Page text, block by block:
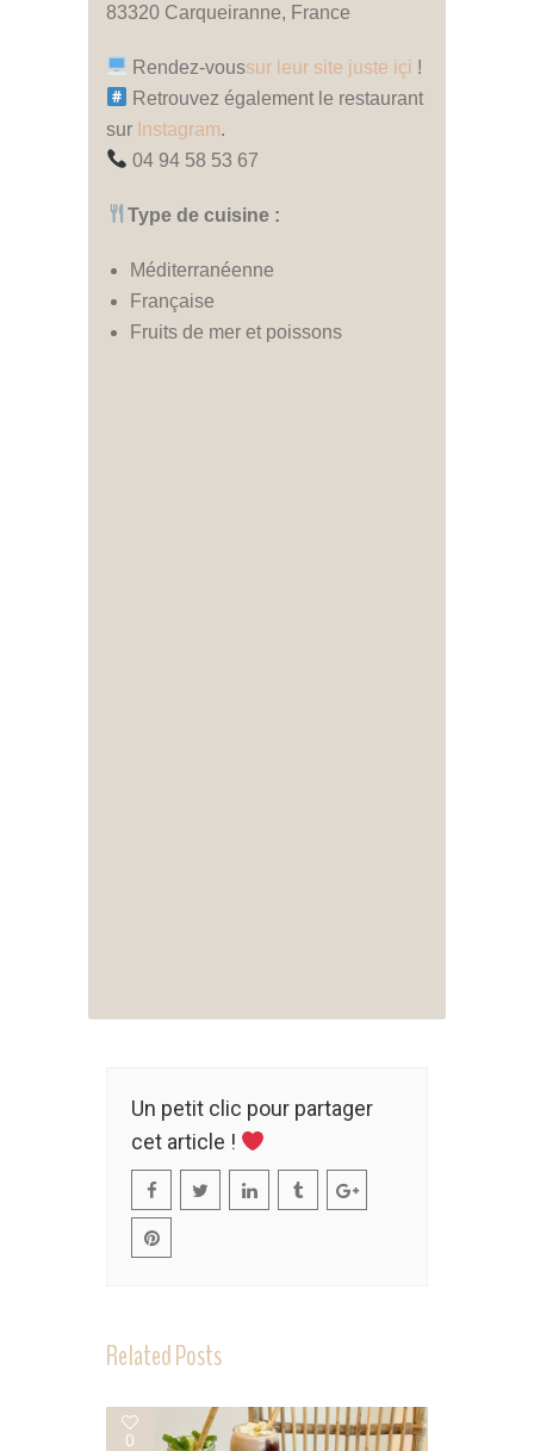
83320 Carqueiranne, France
Rendez-voussur leur site juste içi !
Retrouvez également le restaurant
sur Instagram.
04 94 58 53 67
Type de cuisine :
Méditerranéenne
Française
Fruits de mer et poissons
Un petit clic pour partager
cet article !
Related Posts
0